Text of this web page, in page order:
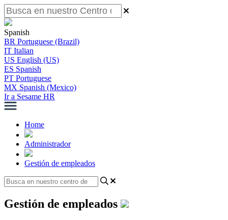
Spanish
BR Portuguese (Brazil)
IT Italian
US English (US)
ES Spanish
PT Portuguese
MX Spanish (Mexico)
Ir a Sesame HR
Home
Administrador
Gestión de empleados
Gestión de empleados